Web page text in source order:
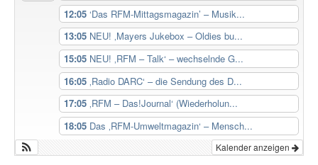
12:05 ‘Das RFM-Mittagsmagazin’ – Musik...
13:05 NEU! ‚Mayers Jukebox – Oldies bu...
15:05 NEU! ‚RFM – Talk‘ – wechselnde G...
16:05 ‚Radio DARC‘ – die Sendung des D...
17:05 ‚RFM – Das!Journal‘ (Wiederholun...
18:05 Das ‚RFM-Umweltmagazin‘ – Mensch...
Kalender anzeigen